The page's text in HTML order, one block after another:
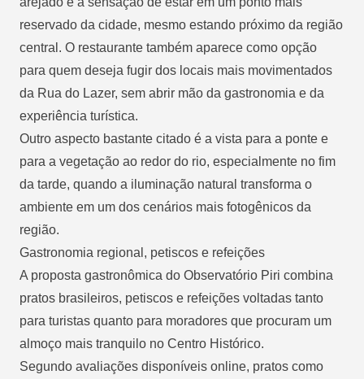
reservado da cidade, mesmo estando próximo da região
central. O restaurante também aparece como opção
para quem deseja fugir dos locais mais movimentados
da Rua do Lazer, sem abrir mão da gastronomia e da
experiência turística.
Outro aspecto bastante citado é a vista para a ponte e
para a vegetação ao redor do rio, especialmente no fim
da tarde, quando a iluminação natural transforma o
ambiente em um dos cenários mais fotogênicos da
região.
Gastronomia regional, petiscos e refeições
A proposta gastronômica do Observatório Piri combina
pratos brasileiros, petiscos e refeições voltadas tanto
para turistas quanto para moradores que procuram um
almoço mais tranquilo no Centro Histórico.
Segundo avaliações disponíveis online, pratos como